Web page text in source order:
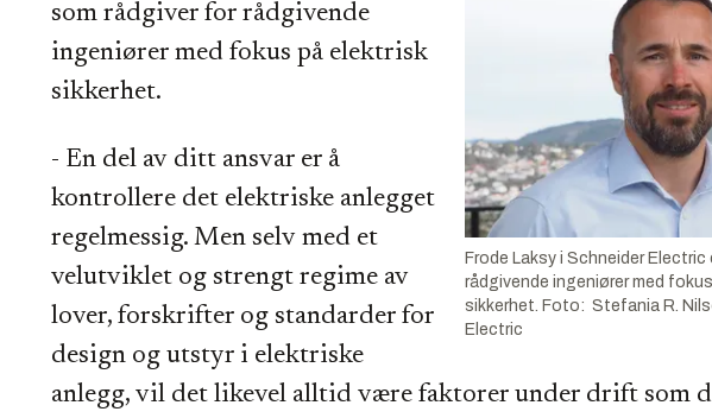
Frode Laksy i Schneider Electric
rådgivende ingeniører med
sikkerhet. Foto: Stefania R.
Electric
som rådgiver for rådgivende
ingeniører med fokus på elektrisk
sikkerhet.
- En del av ditt ansvar er å
kontrollere det elektriske anlegget
regelmessig. Men selv med et
velutviklet og strengt regime av
lover, forskrifter og standarder for
design og utstyr i elektriske
anlegg, vil det likevel alltid være faktorer under drift som